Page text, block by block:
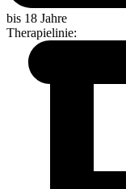
bis 18 Jahre
Therapielinie: